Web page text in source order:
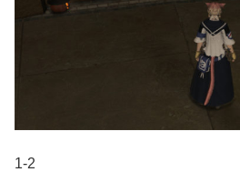
1-2